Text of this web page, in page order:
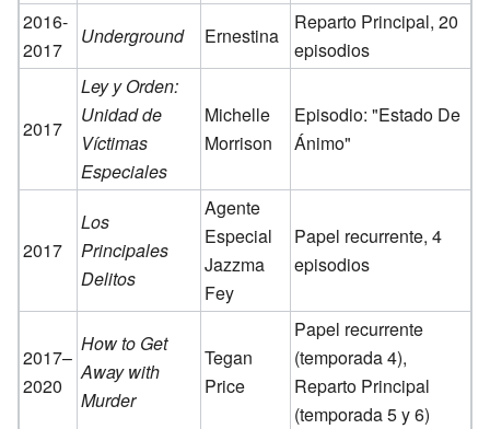
2016-
2017
Underground Ernestina
Reparto Principal, 20
episodios
2017
Ley y Orden:
Unidad de
Víctimas
Especiales
Michelle
Morrison
Episodio: "Estado De
Ánimo"
2017
Los
Principales
Delitos
Agente
Especial
Jazzma
Fey
Papel recurrente, 4
episodios
2017–
2020
How to Get
Away with
Murder
Tegan
Price
Papel recurrente
(temporada 4),
Reparto Principal
(temporada 5 y 6)